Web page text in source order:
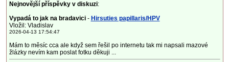
Nejnovější příspěvky v diskuzi:
Vypadá to jak na bradavici - Hirsuties papillaris/HPV
Vložil: Vladislav
2026-04-13 17:54:47
Mám to měsíc cca ale když sem řešil po internetu tak mi napsali mazové
žlázky nevím kam poslat fotku děkuji ...